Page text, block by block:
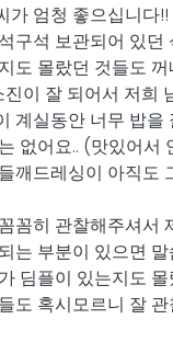
가 엄청 좋으십니다!!
구석 보관되어 있
도 몰랐던 것들도
이 잘 되어서 저희
계실동안 너무 밥
없어요.. (맛있어서
깨드레싱이 아직도
꼼히 관찰해주셔서
는 부분이 있으면
딤플이 있는지도
도 혹시모르니 잘